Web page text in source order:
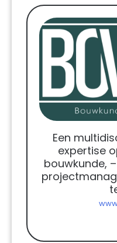
Een
expertise
bouwkunde,